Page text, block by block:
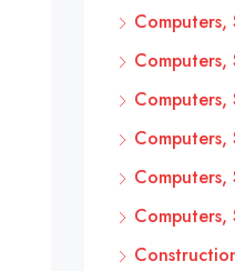
Computers,
Computers,
Computers,
Computers,
Computers,
Computers,